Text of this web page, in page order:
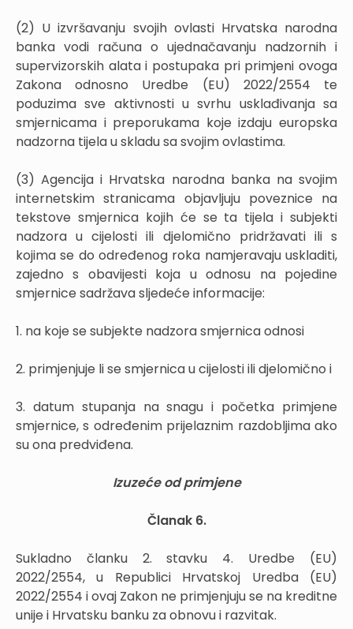
(2) U izvršavanju svojih ovlasti Hrvatska narodna
banka vodi računa o ujednačavanju nadzornih i
supervizorskih alata i postupaka pri primjeni ovoga
Zakona odnosno Uredbe (EU) 2022/2554 te
poduzima sve aktivnosti u svrhu usklađivanja sa
smjernicama i preporukama koje izdaju europska
nadzorna tijela u skladu sa svojim ovlastima.
(3) Agencija i Hrvatska narodna banka na svojim
internetskim stranicama objavljuju poveznice na
tekstove smjernica kojih će se ta tijela i subjekti
nadzora u cijelosti ili djelomično pridržavati ili s
kojima se do određenog roka namjeravaju uskladiti,
zajedno s obavijesti koja u odnosu na pojedine
smjernice sadržava sljedeće informacije:
1. na koje se subjekte nadzora smjernica odnosi
2. primjenjuje li se smjernica u cijelosti ili djelomično i
3. datum stupanja na snagu i početka primjene
smjernice, s određenim prijelaznim razdobljima ako
su ona predviđena.
Izuzeće od primjene
Članak 6.
Sukladno članku 2. stavku 4. Uredbe (EU)
2022/2554, u Republici Hrvatskoj Uredba (EU)
2022/2554 i ovaj Zakon ne primjenjuju se na kreditne
unije i Hrvatsku banku za obnovu i razvitak.